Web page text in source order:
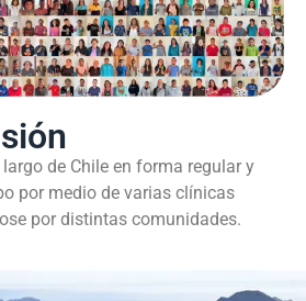
de Chile en forma regular y
por medio de varias clínicas
por distintas comunidades.